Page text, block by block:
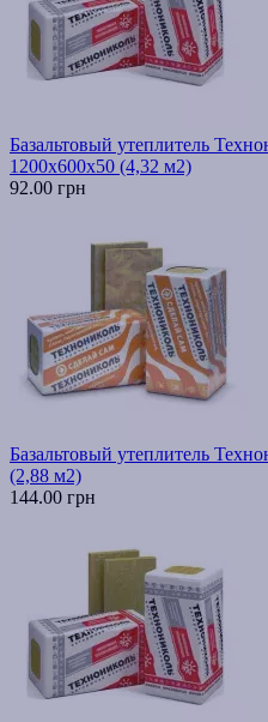
Базальтовый утеплитель
1200х600х50 (4,32 м2)
92.00 грн
Базальтовый утеплитель
(2,88 м2)
144.00 грн